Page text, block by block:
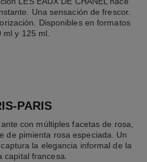
Una sensación de frescor.
Disponibles en formatos
ml y 125 ml.
PARIS
con múltiples facetas de rosa,
de pimienta rosa especiada. Un
la elegancia informal de la
capital francesa.